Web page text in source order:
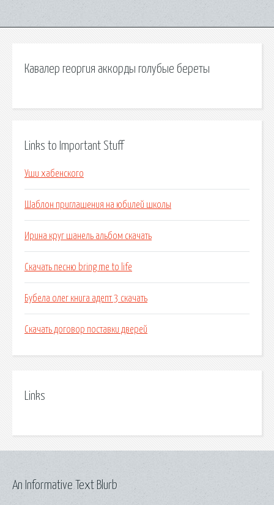
Кавалер георгия аккорды голубые береты
Links to Important Stuff
Уши хабенского
Шаблон приглашения на юбилей школы
Ирина круг шанель альбом скачать
Скачать песню bring me to life
Бубела олег книга адепт 3 скачать
Скачать договор поставки дверей
Links
An Informative Text Blurb